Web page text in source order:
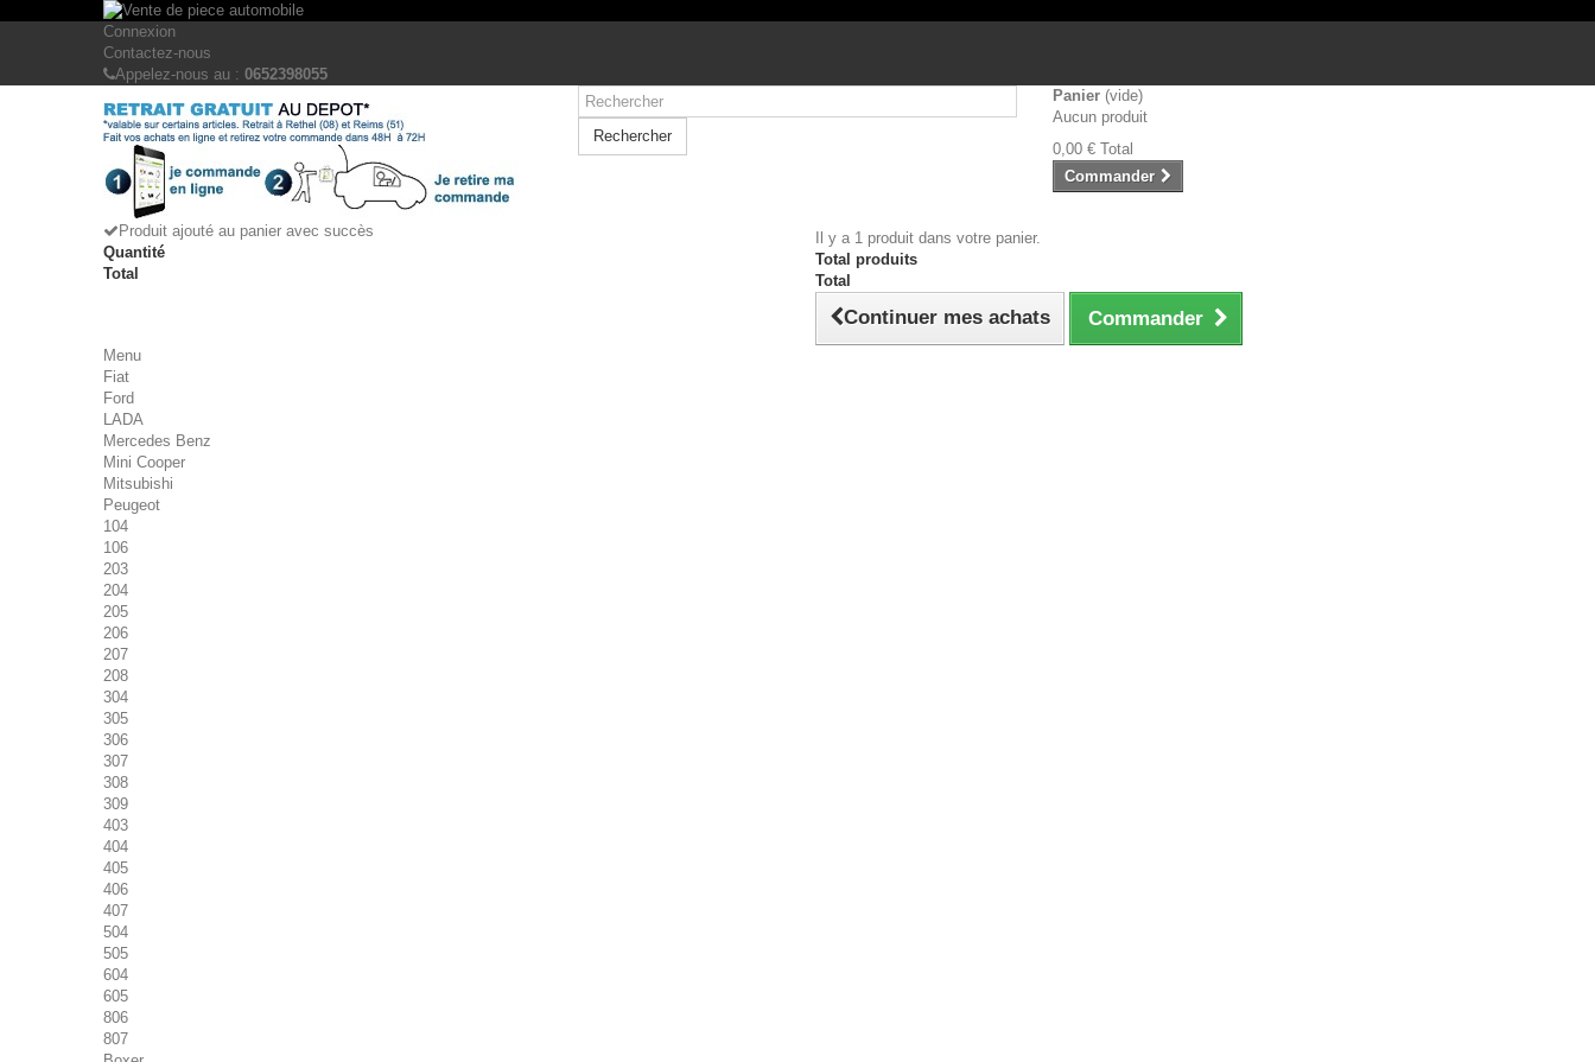
Connexion
Contactez-nous
Appelez-nous au : 0652398055
Rechercher
Panier (vide)
Aucun produit
0,00 € Total
Commander
Produit ajouté au panier avec succès
Quantité
Total
Il y a 1 produit dans votre panier.
Total produits
Total
Continuer mes achats Commander
Menu
Fiat
Ford
LADA
Mercedes Benz
Mini Cooper
Mitsubishi
Peugeot
104
106
203
204
205
206
207
208
304
305
306
307
308
309
403
404
405
406
407
504
505
604
605
806
807